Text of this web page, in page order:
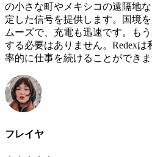
の小さな町やメキシコの遠隔地
定した信号を提供します。国境
ムーズで、充電も迅速です。も
する必要はありません。Redex
率的に仕事を続けることができま
フレイヤ